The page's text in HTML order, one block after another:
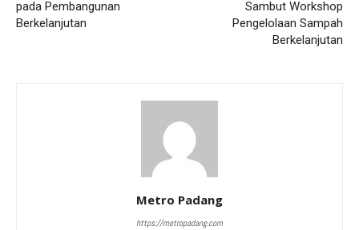
pada Pembangunan
Berkelanjutan
Sambut Workshop
Pengelolaan Sampah
Berkelanjutan
Metro Padang
https://metropadang.com